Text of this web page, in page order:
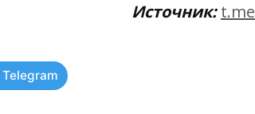
Источник: t.me